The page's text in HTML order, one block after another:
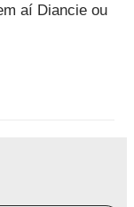
aí Diancie ou